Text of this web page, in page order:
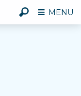
MENU